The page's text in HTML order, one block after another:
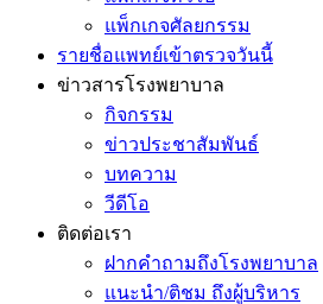
แพ็กเกจศัลยกรรม
รายชื่อแพทย์เข้าตรวจวันนี้
ข่าวสารโรงพยาบาล
กิจกรรม
ข่าวประชาสัมพันธ์
บทความ
วีดีโอ
ติดต่อเรา
ฝากคำถามถึงโรงพยาบาล
แนะนำ/ติชม ถึงผู้บริหาร